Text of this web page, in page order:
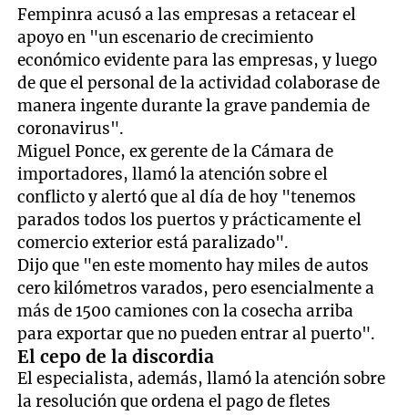
Fempinra acusó a las empresas a retacear el
apoyo en "un escenario de crecimiento
económico evidente para las empresas, y luego
de que el personal de la actividad colaborase de
manera ingente durante la grave pandemia de
coronavirus".
Miguel Ponce, ex gerente de la Cámara de
importadores, llamó la atención sobre el
conflicto y alertó que al día de hoy "tenemos
parados todos los puertos y prácticamente el
comercio exterior está paralizado".
Dijo que "en este momento hay miles de autos
cero kilómetros varados, pero esencialmente a
más de 1500 camiones con la cosecha arriba
para exportar que no pueden entrar al puerto".
El cepo de la discordia
El especialista, además, llamó la atención sobre
la resolución que ordena el pago de fletes